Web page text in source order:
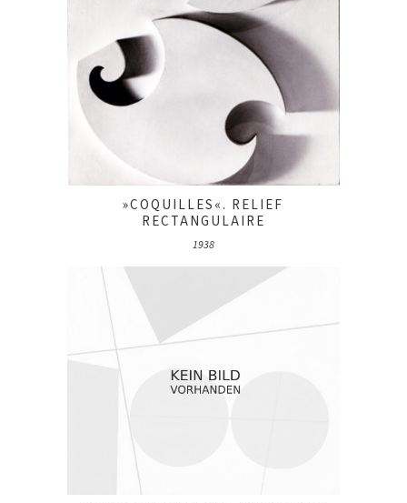
»COQUILLES«. RELIEF
RECTANGULAIRE
1938